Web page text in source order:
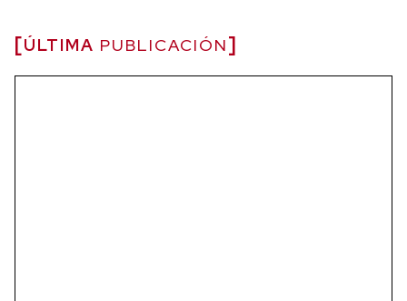
ÚLTIMA PUBLICACIÓN